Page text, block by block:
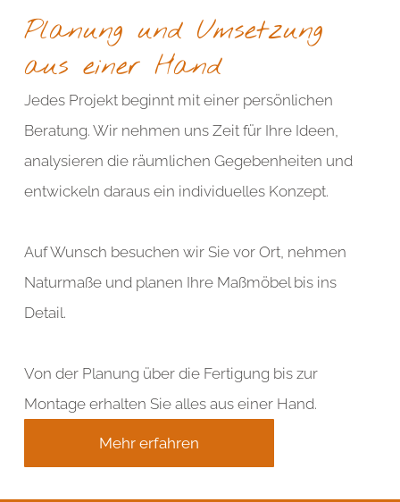
Planung und Umsetzung
aus einer Hand
Jedes Projekt beginnt mit einer persönlichen
Beratung. Wir nehmen uns Zeit für Ihre Ideen,
analysieren die räumlichen Gegebenheiten und
entwickeln daraus ein individuelles Konzept.
Auf Wunsch besuchen wir Sie vor Ort, nehmen
Naturmaße und planen Ihre Maßmöbel bis ins
Detail.
Von der Planung über die Fertigung bis zur
Montage erhalten Sie alles aus einer Hand.
Mehr erfahren